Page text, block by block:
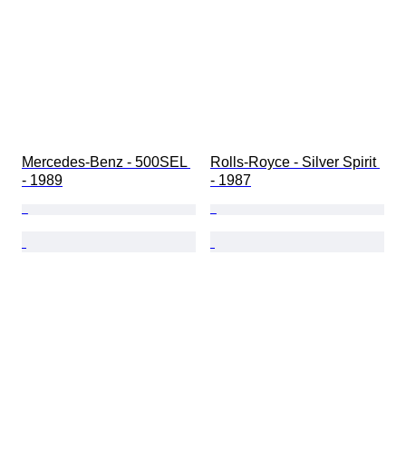
Mercedes-Benz - 500SEL
- 1989
Rolls-Royce - Silver Spirit
- 1987